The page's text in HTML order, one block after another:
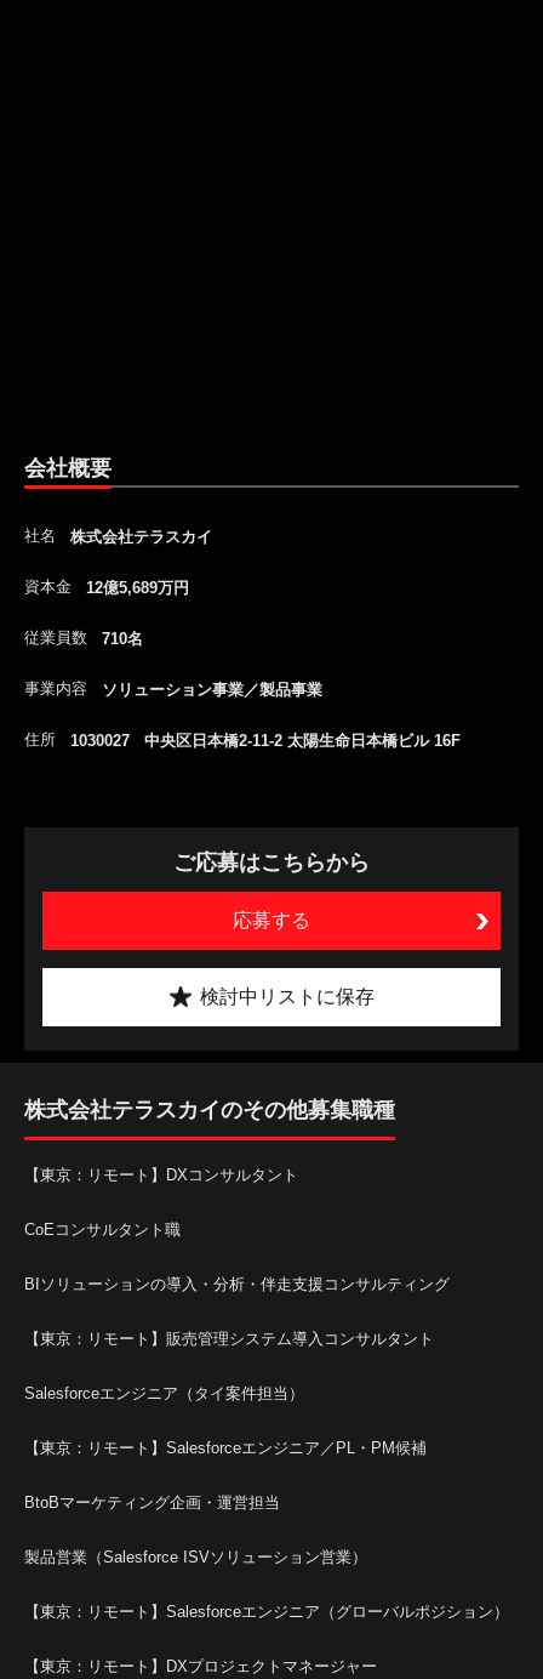
会社概要
社名 株式会社テラスカイ
資本金 12億5,689万円
従業員数 710名
事業内容 ソリューション事業／製品事業
住所 1030027 中央区日本橋2-11-2 太陽生命日本橋ビル 16F
ご応募はこちらから
応募する
検討中リストに保存
株式会社テラスカイのその他募集職種
【東京：リモート】DXコンサルタント
CoEコンサルタント職
BIソリューションの導入・分析・伴走支援コンサルティング
【東京：リモート】販売管理システム導入コンサルタント
Salesforceエンジニア（タイ案件担当）
【東京：リモート】Salesforceエンジニア／PL・PM候補
BtoBマーケティング企画・運営担当
製品営業（Salesforce ISVソリューション営業）
【東京：リモート】Salesforceエンジニア（グローバルポジション）
【東京：リモート】DXプロジェクトマネージャー